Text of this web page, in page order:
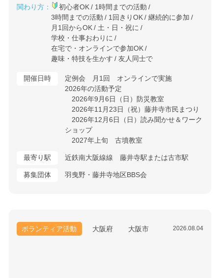
関わり方：
初心者OK
1時間までの活動
3時間までの活動
1回きりOK
継続的に参加
月1回からOK
土・日・祝に
学校・仕事おわりに
在宅で・オンラインで参加OK
趣味・特技を生かす
友人同士で
開催日時
定例会 月1回 オンラインで実施
2026年の活動予定
2026年9月6日（日）防災教室
2026年11月23日（祝）藤井寺市民まつり
2026年12月6日（日）読み聞かせ＆ワーク
ショップ
2027年上旬 古墳教室
最寄り駅 近鉄南大阪線線 藤井寺駅または古市駅
募集団体 羽曳野・藤井寺地区BBS会
ボランティア活動 大阪府 大阪市 2026.08.04